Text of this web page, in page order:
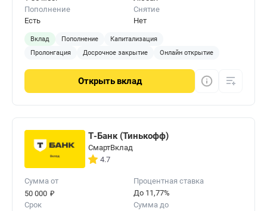
раньше срока вы потеряете доход.
Пополнение
Есть
Снятие
Нет
Вклад Пополнение
Капитализация
Пролонгация
Досрочное закрытие Онлайн открытие
Открыть вклад
Т-Банк (Тинькофф)
СмартВклад
4.7
Сумма от
50 000 ₽
Процентная ставка
До 11,77%
Срок
Сумма до